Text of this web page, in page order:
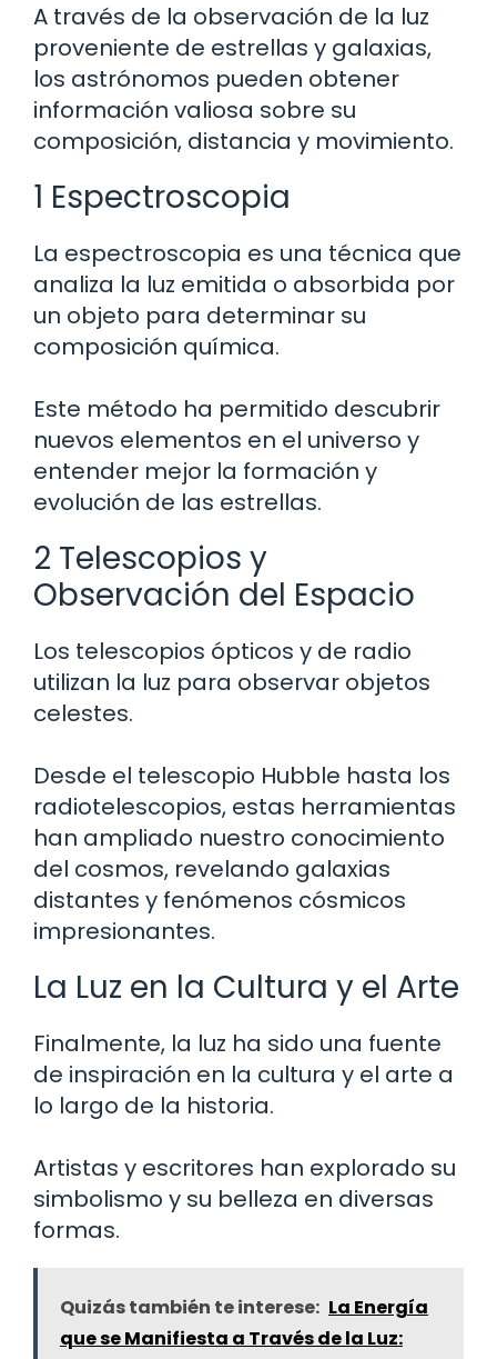
A través de la observación de la luz
proveniente de estrellas y galaxias,
los astrónomos pueden obtener
información valiosa sobre su
composición, distancia y movimiento.
1 Espectroscopia
La espectroscopia es una técnica que
analiza la luz emitida o absorbida por
un objeto para determinar su
composición química.
Este método ha permitido descubrir
nuevos elementos en el universo y
entender mejor la formación y
evolución de las estrellas.
2 Telescopios y
Observación del Espacio
Los telescopios ópticos y de radio
utilizan la luz para observar objetos
celestes.
Desde el telescopio Hubble hasta los
radiotelescopios, estas herramientas
han ampliado nuestro conocimiento
del cosmos, revelando galaxias
distantes y fenómenos cósmicos
impresionantes.
La Luz en la Cultura y el Arte
Finalmente, la luz ha sido una fuente
de inspiración en la cultura y el arte a
lo largo de la historia.
Artistas y escritores han explorado su
simbolismo y su belleza en diversas
formas.
Quizás también te interese: La Energía
que se Manifiesta a Través de la Luz: